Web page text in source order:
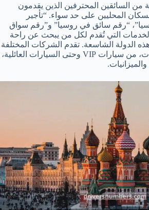
من السائقين المحترفين الذين يقدمون
المحليين على حد سواء. “تأجير
“رقم سائق في روسيا” و”رقم سواق
التي تُقدم لكل من يبحث عن راحة
الدولة الشاسعة. تقدم الشركات المختلفة
أنواعاً متعددة من السيارات، من سيارات VIP وحتى السيارات العائلية،